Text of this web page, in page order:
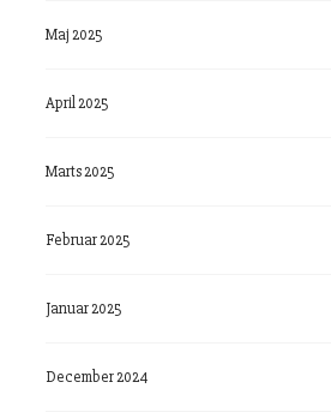
Maj 2025
April 2025
Marts 2025
Februar 2025
Januar 2025
December 2024